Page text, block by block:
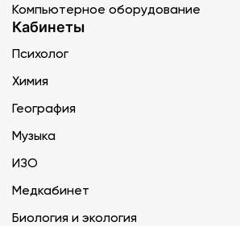
Компьютерное оборудование
Кабинеты
Психолог
Химия
География
Музыка
ИЗО
Медкабинет
Биология и экология